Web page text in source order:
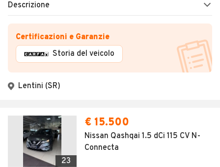
Descrizione
Certificazioni e Garanzie
Storia del veicolo
Lentini (SR)
23
€ 15.500
Nissan Qashqai 1.5 dCi 115 CV N-
Connecta